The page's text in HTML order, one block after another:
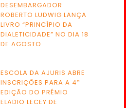
DESEMBARGADOR
ROBERTO LUDWIG LANÇA
LIVRO “PRINCÍPIO DA
DIALETICIDADE” NO DIA 18
DE AGOSTO
ESCOLA DA AJURIS ABRE
INSCRIÇÕES PARA A 4ª
EDIÇÃO DO PRÊMIO
ELADIO LECEY DE